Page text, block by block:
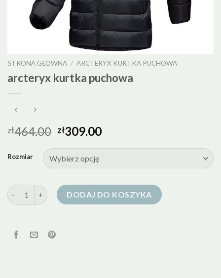
STRONA GŁÓWNA / ARCTERYX KURTKA PUCHOWA
arcteryx kurtka puchowa
zł464.00 zł309.00
Rozmiar
ilość arcteryx kurtka puchowaDODAJ DO KOSZYKA